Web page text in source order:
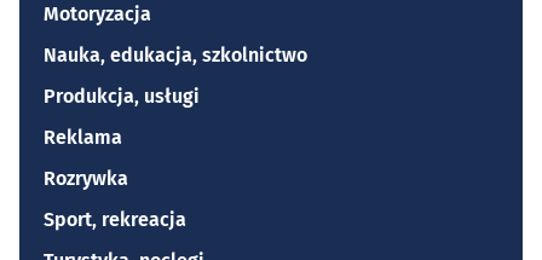
Motoryzacja
Nauka, edukacja, szkolnictwo
Produkcja, usługi
Reklama
Rozrywka
Sport, rekreacja